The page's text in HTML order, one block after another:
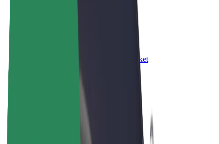
Доставка продуктів Bolt Market
Електровелосипеди